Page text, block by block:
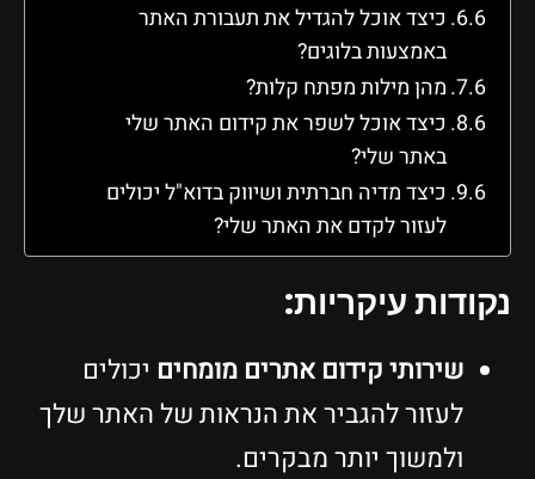
כיצד אוכל להגדיל את תעבורת האתר
באמצעות בלוגים?
מהן מילות מפתח קלות?
כיצד אוכל לשפר את קידום האתר שלי
באתר שלי?
כיצד מדיה חברתית ושיווק בדוא"ל יכולים
לעזור לקדם את האתר שלי?
נקודות עיקריות:
שירותי קידום אתרים מומחים יכולים
לעזור להגביר את הנראות של האתר שלך
ולמשוך יותר מבקרים.